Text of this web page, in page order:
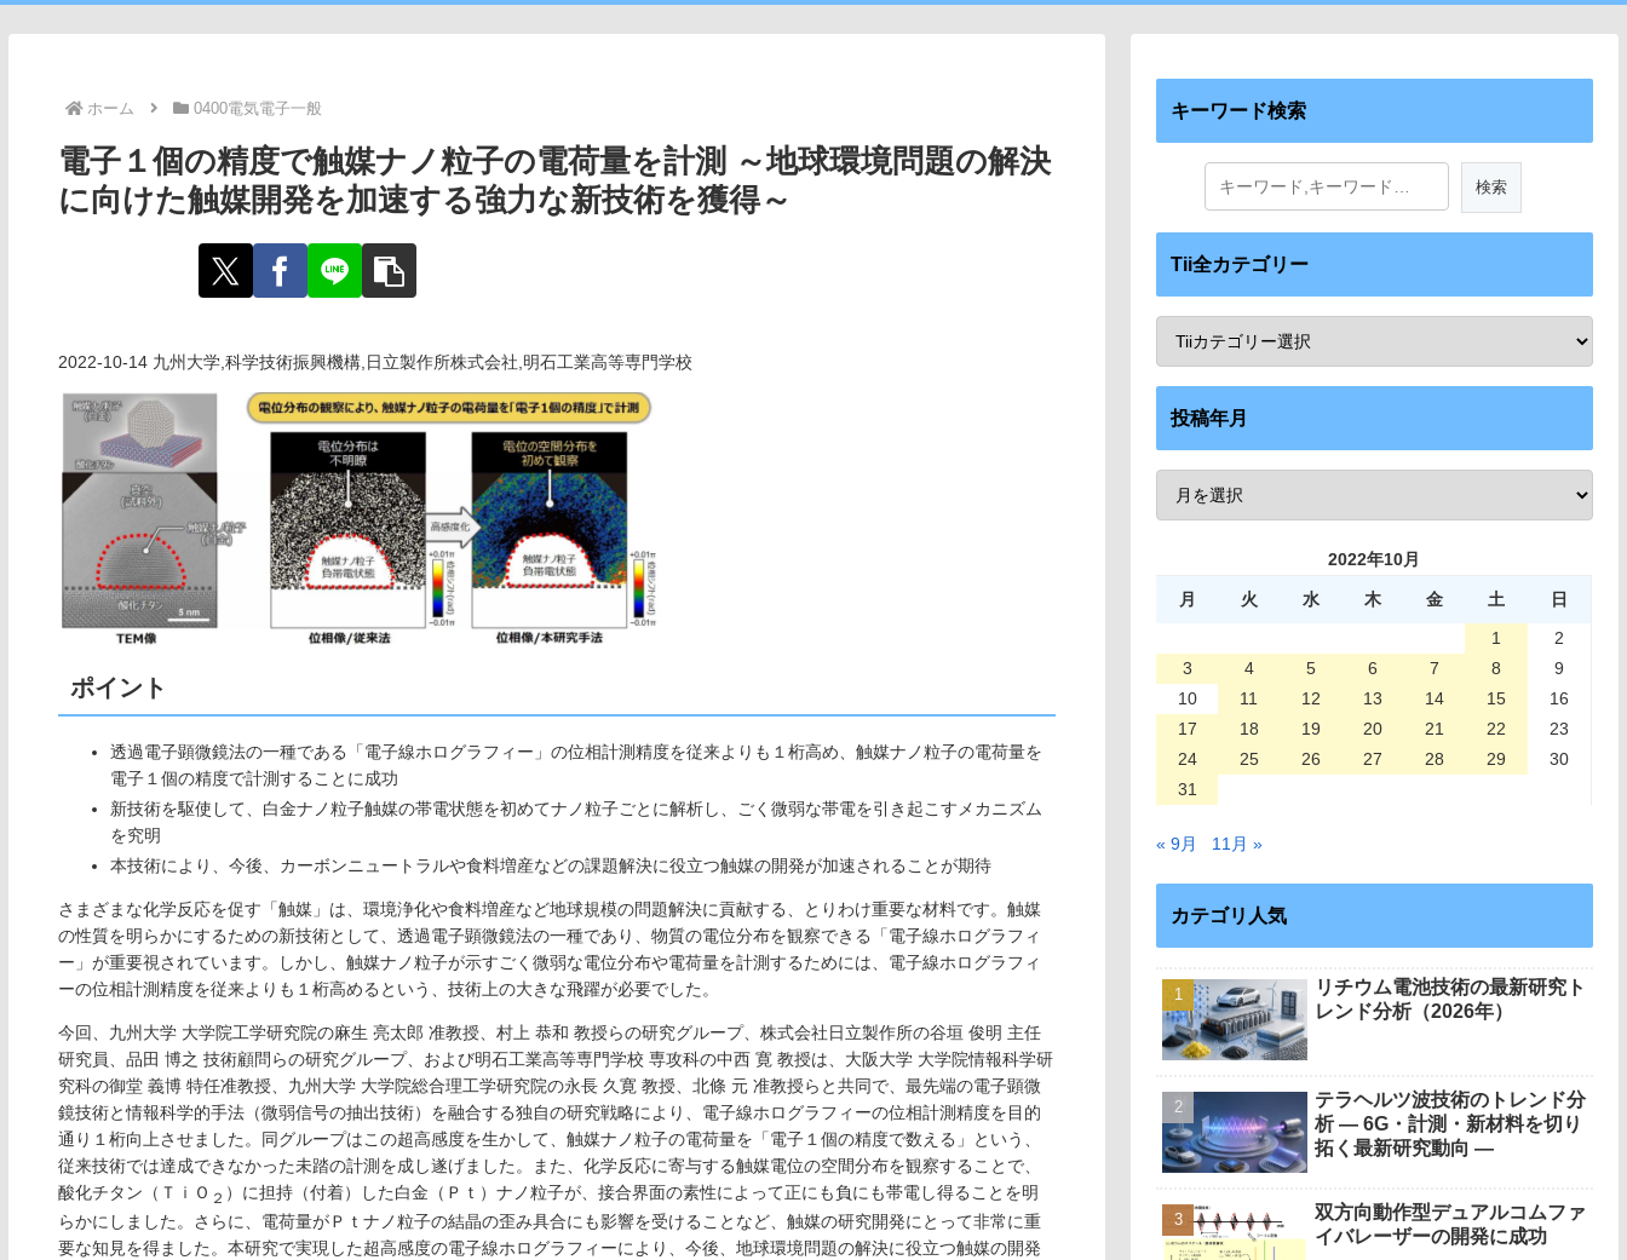
ホーム 0400電気電子一般
電子１個の精度で触媒ナノ粒子の電荷量を計測 ～地球環境問題の解決
に向けた触媒開発を加速する強力な新技術を獲得～
2022-10-14 九州大学,科学技術振興機構,日立製作所株式会社,明石工業高等専門学校
ポイント
透過電子顕微鏡法の一種である「電子線ホログラフィー」の位相計測精度を従来よりも１桁高め、触媒ナノ粒子の電荷量を
電子１個の精度で計測することに成功
新技術を駆使して、白金ナノ粒子触媒の帯電状態を初めてナノ粒子ごとに解析し、ごく微弱な帯電を引き起こすメカニズム
を究明
本技術により、今後、カーボンニュートラルや食料増産などの課題解決に役立つ触媒の開発が加速されることが期待
さまざまな化学反応を促す「触媒」は、環境浄化や食料増産など地球規模の問題解決に貢献する、とりわけ重要な材料です。触媒
の性質を明らかにするための新技術として、透過電子顕微鏡法の一種であり、物質の電位分布を観察できる「電子線ホログラフィ
ー」が重要視されています。しかし、触媒ナノ粒子が示すごく微弱な電位分布や電荷量を計測するためには、電子線ホログラフィ
ーの位相計測精度を従来よりも１桁高めるという、技術上の大きな飛躍が必要でした。
今回、九州大学 大学院工学研究院の麻生 亮太郎 准教授、村上 恭和 教授らの研究グループ、株式会社日立製作所の谷垣 俊明 主任
研究員、品田 博之 技術顧問らの研究グループ、および明石工業高等専門学校 専攻科の中西 寛 教授は、大阪大学 大学院情報科学研
究科の御堂 義博 特任准教授、九州大学 大学院総合理工学研究院の永長 久寛 教授、北條 元 准教授らと共同で、最先端の電子顕微
鏡技術と情報科学的手法（微弱信号の抽出技術）を融合する独自の研究戦略により、電子線ホログラフィーの位相計測精度を目的
通り１桁向上させました。同グループはこの超高感度を生かして、触媒ナノ粒子の電荷量を「電子１個の精度で数える」という、
従来技術では達成できなかった未踏の計測を成し遂げました。また、化学反応に寄与する触媒電位の空間分布を観察することで、
酸化チタン（ＴｉＯ ２ ）に担持（付着）した白金（Ｐｔ）ナノ粒子が、接合界面の素性によって正にも負にも帯電し得ることを明
らかにしました。さらに、電荷量がＰｔナノ粒子の結晶の歪み具合にも影響を受けることなど、触媒の研究開発にとって非常に重
要な知見を得ました。本研究で実現した超高感度の電子線ホログラフィーにより、今後、地球環境問題の解決に役立つ触媒の開発
キーワード検索
Tii全カテゴリー
投稿年月
2022年10月
月 火 水 木 金 土
日
1
2
3
4 5 6 7 8
9
10
11 12 13 14 15
16
17
18 19 20 21 22
23
24
25 26 27 28 29
30
31
« 9月 11月 »
カテゴリ人気
リチウム電池技術の最新研究ト
レンド分析（2026年）
テラヘルツ波技術のトレンド分
析 ― 6G・計測・新材料を切り
拓く最新研究動向 ―
双方向動作型デュアルコムファ
イバレーザーの開発に成功